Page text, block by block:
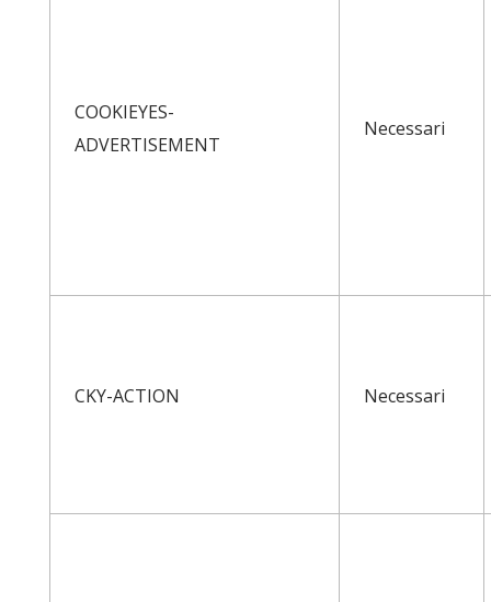
COOKIEYES-
ADVERTISEMENT
Necessari
CKY-ACTION Necessari